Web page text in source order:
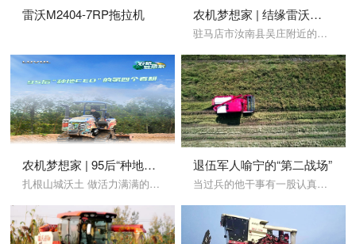
雷沃M2404-7RP拖拉机 农机梦想家 | 结缘雷沃谷神，95后美甲师化身“机甲战士”
驻马店市汝南县吴庄附近的小麦正值收获季。25岁的姜晓娜利落地开着雷沃谷神GR80PRO收割机，在麦浪里驰骋不停，远远看着，像是穿上了一身庞大的“机甲”。
农机梦想家 | 95后“种地CEO”的第四个春耕
扎根山城沃土 做活力满满的“种地CEO”
退伍军人喻宁的“第二战场”
当过兵的他干事有一股认真负责的态度，深受周边农户的认可